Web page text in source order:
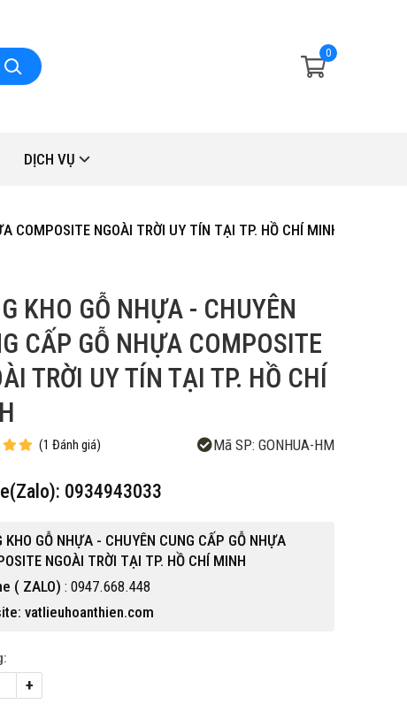
0
DỊCH VỤ
COMPOSITE NGOÀI TRỜI UY TÍN TẠI TP. HỒ CHÍ MINH
KHO GỖ NHỰA - CHUYÊN
CẤP GỖ NHỰA COMPOSITE
TRỜI UY TÍN TẠI TP. HỒ CHÍ
(1 Đánh giá) Mã SP: GONHUA-HM
0934943033
KHO GỖ NHỰA - CHUYÊN CUNG CẤP GỖ NHỰA
NGOÀI TRỜI TẠI TP. HỒ CHÍ MINH
( ZALO) : 0947.668.448
vatlieuhoanthien.com
+